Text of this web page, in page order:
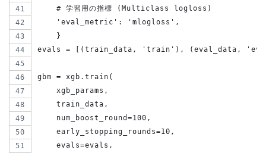
    # 学習用の指標 (Multiclass logloss)
    'eval_metric': 'mlogloss',
    }
evals = [(train_data, 'train'), (eval_data,
gbm = xgb.train(
    xgb_params,
    train_data,
    num_boost_round=100,
    early_stopping_rounds=10,
    evals=evals,